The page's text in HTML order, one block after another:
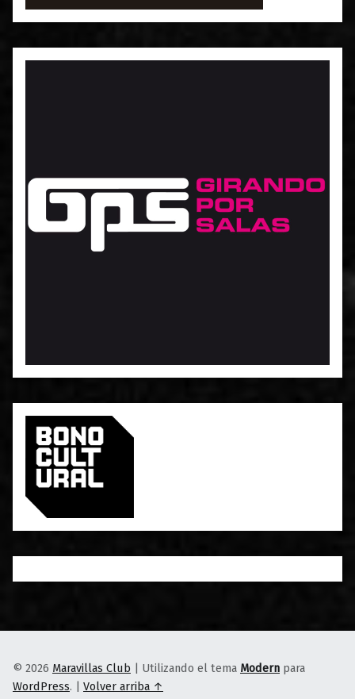
© 2026 Maravillas Club Utilizando el tema Modern para
WordPress. Volver arriba ↑